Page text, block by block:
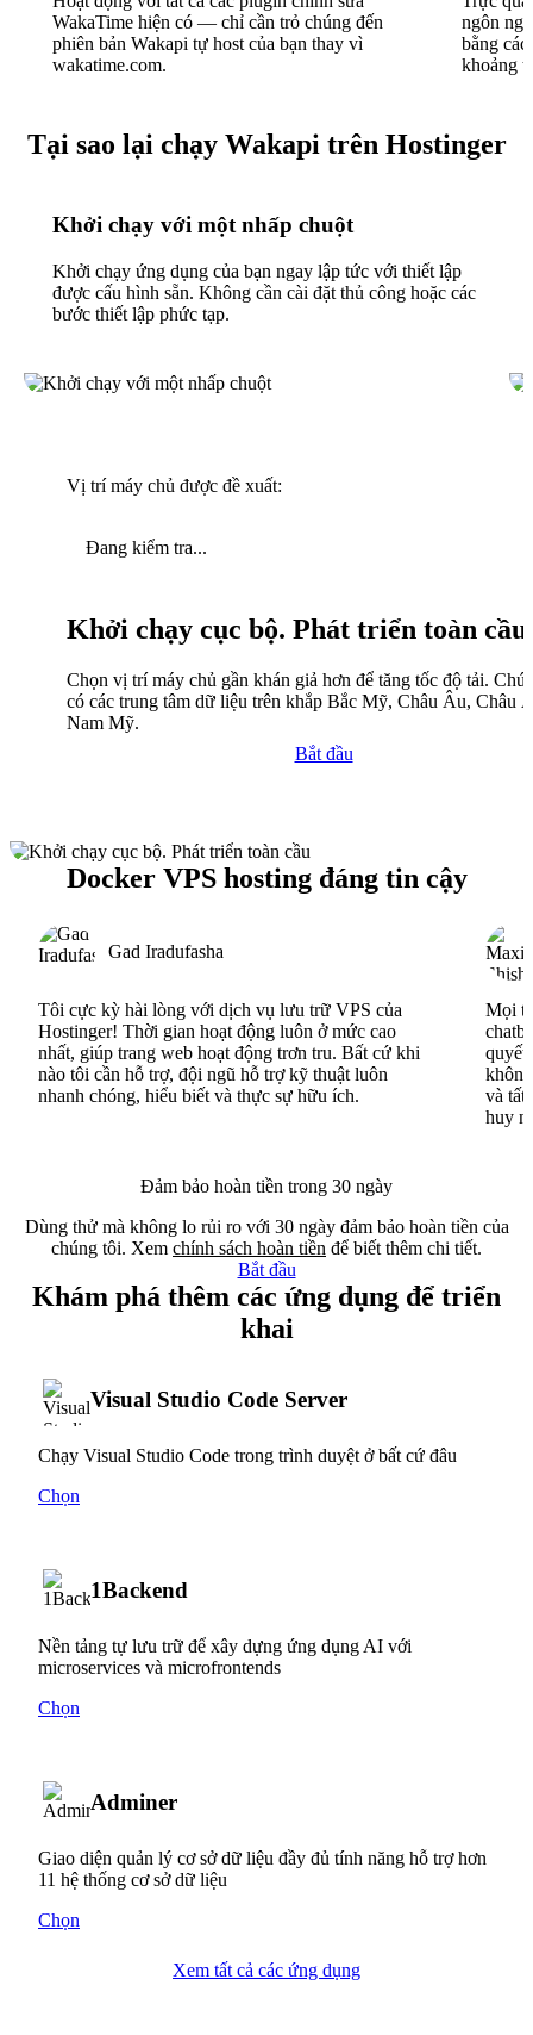
WakaTime hiện có — chỉ cần trỏ chúng đến
phiên bản Wakapi tự host của bạn thay vì
wakatime.com.
ngôn
bằng
khoảng
Tại sao lại chạy Wakapi trên Hostinger
Khởi chạy với một nhấp chuột
Khởi chạy ứng dụng của bạn ngay lập tức với thiết lập
được cấu hình sẵn. Không cần cài đặt thủ công hoặc các
bước thiết lập phức tạp.
Vị trí máy chủ được đề xuất:
Đang kiểm tra...
Khởi chạy cục bộ. Phát triển toàn cầu
Chọn vị trí máy chủ gần khán giả hơn để tăng tốc độ tải.
có các trung tâm dữ liệu trên khắp Bắc Mỹ, Châu Âu, Châu
Nam Mỹ.
Bắt đầu
Docker VPS hosting đáng tin cậy
Gad Iradufasha
Tôi cực kỳ hài lòng với dịch vụ lưu trữ VPS của
Hostinger! Thời gian hoạt động luôn ở mức cao
nhất, giúp trang web hoạt động trơn tru. Bất cứ khi
nào tôi cần hỗ trợ, đội ngũ hỗ trợ kỹ thuật luôn
nhanh chóng, hiểu biết và thực sự hữu ích.
Mọi
quyết
và tất
huy
Đảm bảo hoàn tiền trong 30 ngày
Dùng thử mà không lo rủi ro với 30 ngày đảm bảo hoàn tiền của
chúng tôi. Xem chính sách hoàn tiền để biết thêm chi tiết.
Bắt đầu
Khám phá thêm các ứng dụng để triển
khai
Visual Studio Code Server
Chạy Visual Studio Code trong trình duyệt ở bất cứ đâu
Chọn
1Backend
Nền tảng tự lưu trữ để xây dựng ứng dụng AI với
microservices và microfrontends
Chọn
Adminer
Giao diện quản lý cơ sở dữ liệu đầy đủ tính năng hỗ trợ hơn
11 hệ thống cơ sở dữ liệu
Chọn
Xem tất cả các ứng dụng